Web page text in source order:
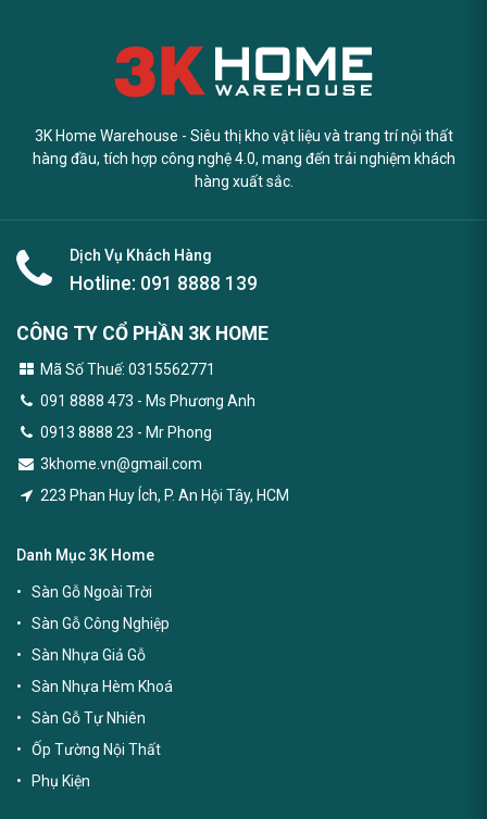
3K Home Warehouse - Siêu thị kho vật liệu và trang trí nội thất
hàng đầu, tích hợp công nghệ 4.0, mang đến trải nghiệm khách
hàng xuất sắc.
Dịch Vụ Khách Hàng
Hotline: 091 8888 139
CÔNG TY CỔ PHẦN 3K HOME
Mã Số Thuế: 0315562771
091 8888 473 - Ms Phương Anh
0913 8888 23 - Mr Phong
3khome.vn@gmail.com
223 Phan Huy Ích, P. An Hội Tây, HCM
Danh Mục 3K Home
Sàn Gỗ Ngoài Trời
Sàn Gỗ Công Nghiệp
Sàn Nhựa Giả Gỗ
Sàn Nhựa Hèm Khoá
Sàn Gỗ Tự Nhiên
Ốp Tường Nội Thất
Phụ Kiện